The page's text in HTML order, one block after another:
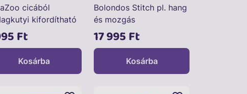
cicából
kifordítható
Ft
Kosárba
Bolondos Stitch pl. hang
és mozgás
17 995 Ft
Kosárba